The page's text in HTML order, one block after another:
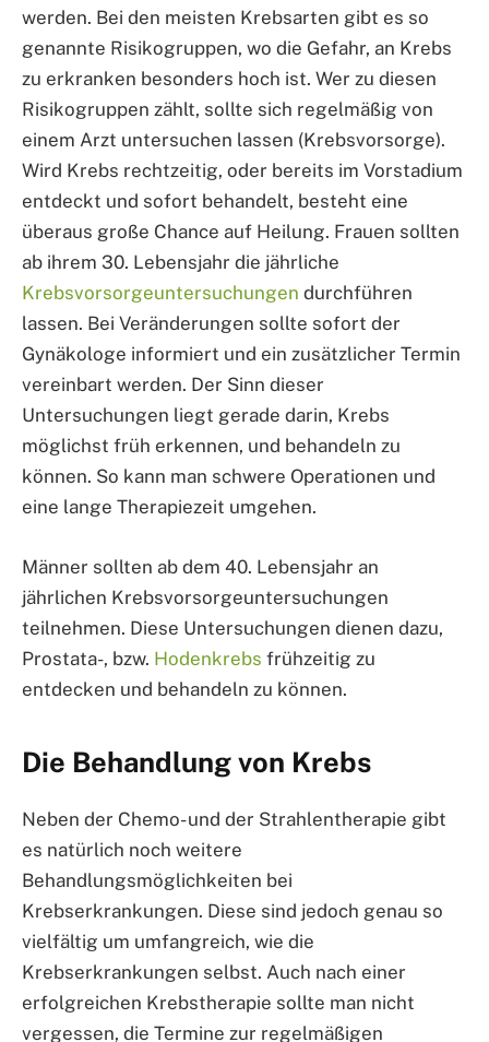
werden. Bei den meisten Krebsarten gibt es so
genannte Risikogruppen, wo die Gefahr, an Krebs
zu erkranken besonders hoch ist. Wer zu diesen
Risikogruppen zählt, sollte sich regelmäßig von
einem Arzt untersuchen lassen (Krebsvorsorge).
Wird Krebs rechtzeitig, oder bereits im Vorstadium
entdeckt und sofort behandelt, besteht eine
überaus große Chance auf Heilung. Frauen sollten
ab ihrem 30. Lebensjahr die jährliche
Krebsvorsorgeuntersuchungen durchführen
lassen. Bei Veränderungen sollte sofort der
Gynäkologe informiert und ein zusätzlicher Termin
vereinbart werden. Der Sinn dieser
Untersuchungen liegt gerade darin, Krebs
möglichst früh erkennen, und behandeln zu
können. So kann man schwere Operationen und
eine lange Therapiezeit umgehen.
Männer sollten ab dem 40. Lebensjahr an
jährlichen Krebsvorsorgeuntersuchungen
teilnehmen. Diese Untersuchungen dienen dazu,
Prostata-, bzw. Hodenkrebs frühzeitig zu
entdecken und behandeln zu können.
Die Behandlung von Krebs
Neben der Chemo- und der Strahlentherapie gibt
es natürlich noch weitere
Behandlungsmöglichkeiten bei
Krebserkrankungen. Diese sind jedoch genau so
vielfältig um umfangreich, wie die
Krebserkrankungen selbst. Auch nach einer
erfolgreichen Krebstherapie sollte man nicht
vergessen, die Termine zur regelmäßigen